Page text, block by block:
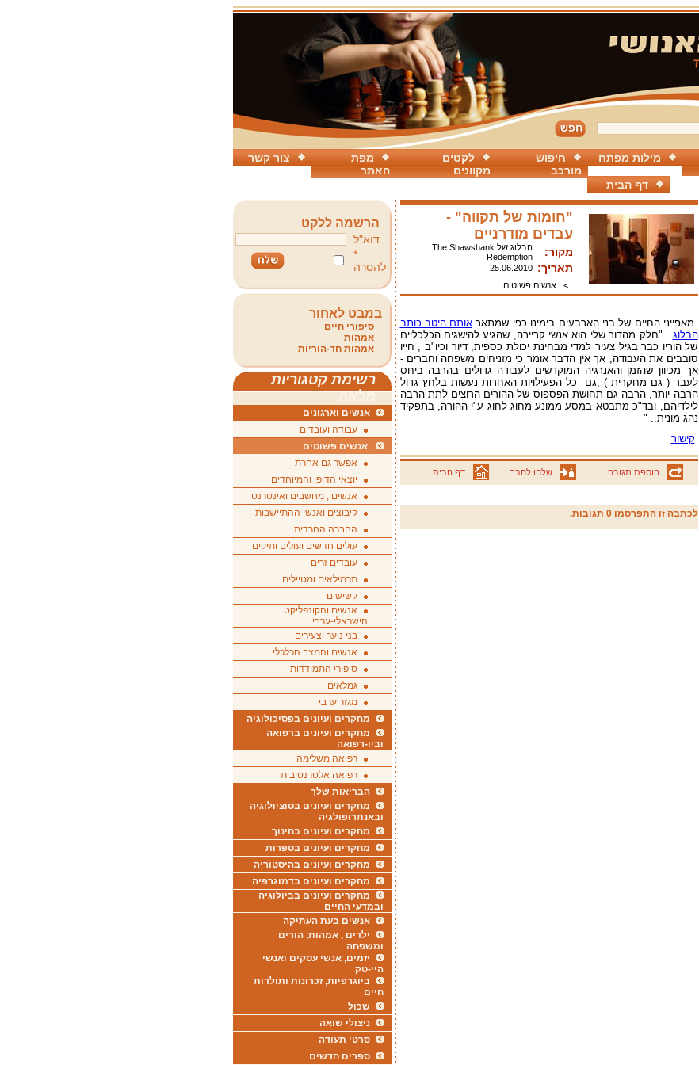
צור קשר
מפת
האתר
לקטים
מקוונים
חיפוש
מורכב
מילות מפתח
דף הבית
"חומות של תקווה" -
עבדים מודרניים
מקור:
הבלוג של The Shawshank
Redemption
תאריך:
25.06.2010
>
אנשים פשוטים
מאפייני החיים של בני הארבעים בימינו כפי שמתאראותם היטב כותב
הבלוג . "חלק מהדור שלי הוא אנשי קריירה, שהגיע להישגים הכלכליים
של הוריו כבר בגיל צעיר למדי מבחינת יכולת כספית, דיור וכיו"ב , חייו
סובבים את העבודה, אך אין הדבר אומר כי מזניחים משפחה וחברים -
אך מכיוון שהזמן והאנרגיה המוקדשים לעבודה גדולים בהרבה ביחס
לעבר ( גם מחקרית ) ,גם כל הפעילויות האחרות נעשות בלחץ גדול
הרבה יותר, הרבה גם תחושת הפספוס של ההורים הרוצים לתת הרבה
לילדיהם, ובד"כ מתבטא במסע ממונע מחוג לחוג ע"י ההורה, בתפקיד
נהג מונית.. "
קישור
הוספת תגובה שלחו לחבר דף הבית
לכתבה זו התפרסמו 0 תגובות.
הרשמה ללקט
דוא"ל
*
להסרה
במבט לאחור
סיפורי חיים
אמהות
אמהות חד-הוריות
רשימת קטגוריות
מלאה
אנשים וארגונים
עבודה ועובדים
אנשים פשוטים
אפשר גם אחרת
יוצאי הדופן והמיוחדים
אנשים , מחשבים ואינטרנט
קיבוצים ואנשי ההתיישבות
החברה החרדית
עולים חדשים ועולים ותיקים
עובדים זרים
תרמילאים ומטיילים
קשישים
אנשים והקונפליקט
הישראלי-ערבי
בני נוער וצעירים
אנשים והמצב הכלכלי
סיפורי התמודדות
גמלאים
מגזר ערבי
מחקרים ועיונים בפסיכולוגיה
מחקרים ועיונים ברפואה
וביו-רפואה
רפואה משלימה
רפואה אלטרנטיבית
הבריאות שלך
מחקרים ועיונים בסוציולוגיה
ובאנתרופולגיה
מחקרים ועיונים בחינוך
מחקרים ועיונים בספרות
מחקרים ועיונים בהיסטוריה
מחקרים ועיונים בדמוגרפיה
מחקרים ועיונים בביולוגיה
ובמדעי החיים
אנשים בעת העתיקה
ילדים , אמהות, הורים
ומשפחה
יזמים, אנשי עסקים ואנשי
היי-טק
ביוגרפיות, זכרונות ותולדות
חיים
שכול
ניצולי שואה
סרטי תעודה
ספרים חדשים